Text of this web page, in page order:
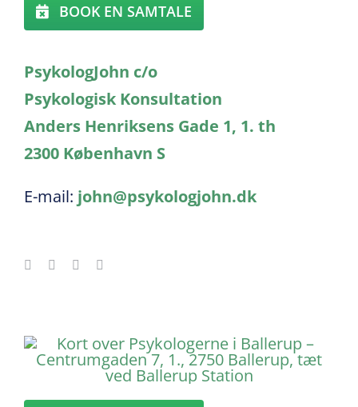
BOOK EN SAMTALE
PsykologJohn c/o
Psykologisk Konsultation
Anders Henriksens Gade 1, 1. th
2300 København S
E-mail: john@psykologjohn.dk